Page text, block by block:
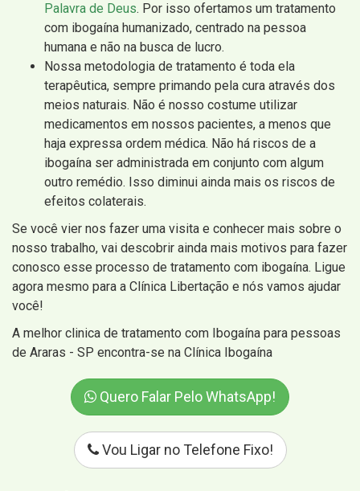
Palavra de Deus. Por isso ofertamos um tratamento
com ibogaína humanizado, centrado na pessoa
humana e não na busca de lucro.
Nossa metodologia de tratamento é toda ela
terapêutica, sempre primando pela cura através dos
meios naturais. Não é nosso costume utilizar
medicamentos em nossos pacientes, a menos que
haja expressa ordem médica. Não há riscos de a
ibogaína ser administrada em conjunto com algum
outro remédio. Isso diminui ainda mais os riscos de
efeitos colaterais.
Se você vier nos fazer uma visita e conhecer mais sobre o
nosso trabalho, vai descobrir ainda mais motivos para fazer
conosco esse processo de tratamento com ibogaína. Ligue
agora mesmo para a Clínica Libertação e nós vamos ajudar
você!
A melhor clinica de tratamento com Ibogaína para pessoas
de Araras - SP encontra-se na Clínica Ibogaína
Quero Falar Pelo WhatsApp!
Vou Ligar no Telefone Fixo!